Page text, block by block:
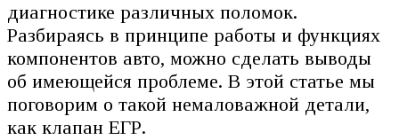
диагностике различных поломок.
Разбираясь в принципе работы и функциях
компонентов авто, можно сделать выводы
об имеющейся проблеме. В этой статье мы
поговорим о такой немаловажной детали,
как клапан ЕГР.